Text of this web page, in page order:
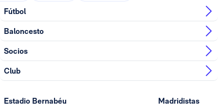
Fútbol
Baloncesto
Socios
Club
Estadio Bernabéu Madridistas